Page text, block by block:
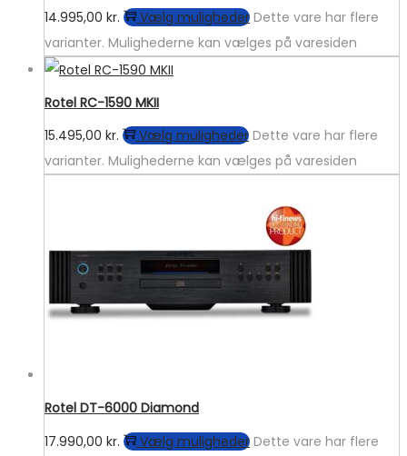
14.995,00 kr. Vælg muligheder Dette vare har flere
varianter. Mulighederne kan vælges på varesiden
Rotel RC-1590 MKII
15.495,00 kr. Vælg muligheder Dette vare har flere
varianter. Mulighederne kan vælges på varesiden
Rotel DT-6000 Diamond
17.990,00 kr. Vælg muligheder Dette vare har flere